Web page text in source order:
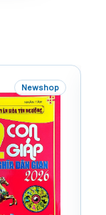
Newshop